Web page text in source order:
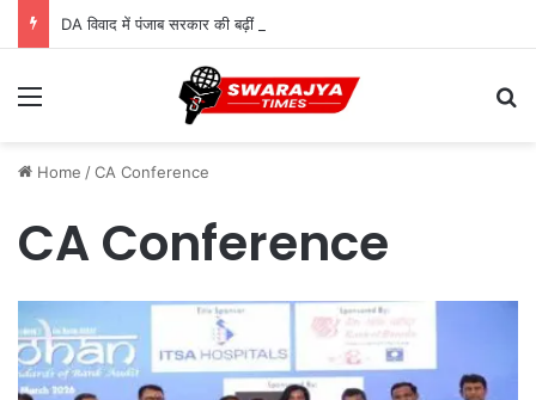
Menu
Home /CA Conference
CA Conference